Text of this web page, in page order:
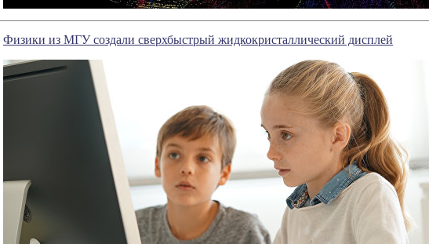
Физики из МГУ создали сверхбыстрый жидкокристаллический дисплей